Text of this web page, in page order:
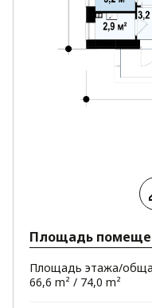
Площадь
Площадь этажа/
66,6 m² / 74,0 m²